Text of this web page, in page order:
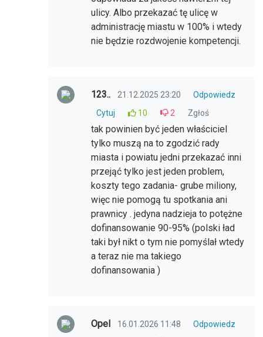
ulicy. Albo przekazać tę ulicę w
administrację miastu w 100% i wtedy
nie będzie rozdwojenie kompetencji.
123.. 21.12.2025 23:20
Odpowiedz
Cytuj
10 2 Zgłoś
tak powinien być jeden właściciel
tylko muszą na to zgodzić rady
miasta i powiatu jedni przekazać inni
przejąć tylko jest jeden problem,
koszty tego zadania- grube miliony,
więc nie pomogą tu spotkania ani
prawnicy . jedyna nadzieja to potężne
dofinansowanie 90-95% (polski ład
taki był nikt o tym nie pomyślał wtedy
a teraz nie ma takiego
dofinansowania )
Opel 16.01.2026 11:48
Odpowiedz